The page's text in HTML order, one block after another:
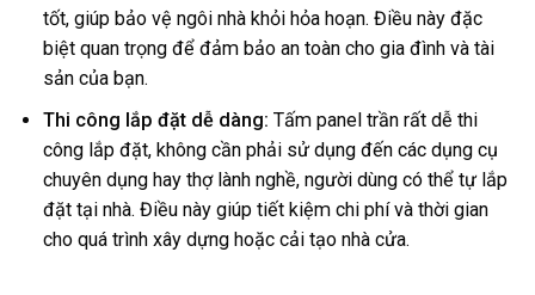
tốt, giúp bảo vệ ngôi nhà khỏi hỏa hoạn. Điều này đặc
biệt quan trọng để đảm bảo an toàn cho gia đình và tài
sản của bạn.
Thi công lắp đặt dễ dàng: Tấm panel trần rất dễ thi
công lắp đặt, không cần phải sử dụng đến các dụng cụ
chuyên dụng hay thợ lành nghề, người dùng có thể tự lắp
đặt tại nhà. Điều này giúp tiết kiệm chi phí và thời gian
cho quá trình xây dựng hoặc cải tạo nhà cửa.